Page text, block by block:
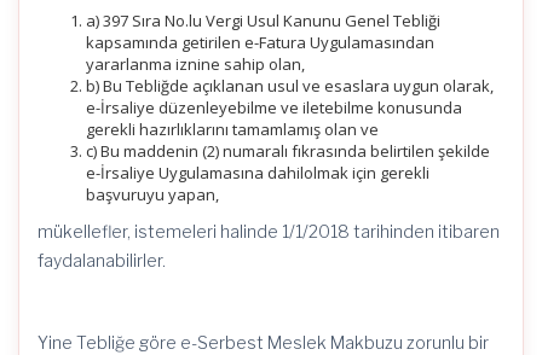
a) 397 Sıra No.lu Vergi Usul Kanunu Genel Tebliği
kapsamında getirilen e-Fatura Uygulamasından
yararlanma iznine sahip olan,
b) Bu Tebliğde açıklanan usul ve esaslara uygun olarak,
e-İrsaliye düzenleyebilme ve iletebilme konusunda
gerekli hazırlıklarını tamamlamış olan ve
c) Bu maddenin (2) numaralı fıkrasında belirtilen şekilde
e-İrsaliye Uygulamasına dahilolmak için gerekli
başvuruyu yapan,
mükellefler, istemeleri halinde 1/1/2018 tarihinden itibaren
faydalanabilirler.
Yine Tebliğe göre e-Serbest Meslek Makbuzu zorunlu bir